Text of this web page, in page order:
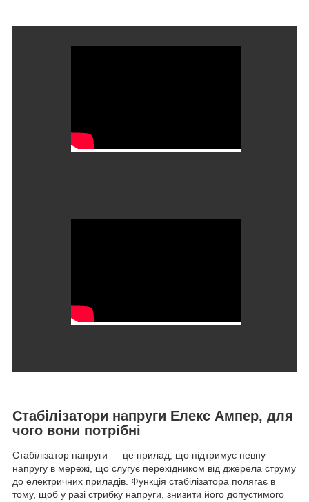
Стабілізатори напруги Елекс Ампер, для
чого вони потрібні
Стабілізатор напруги — це прилад, що підтримує певну
напругу в мережі, що слугує перехідником від джерела струму
до електричних приладів. Функція стабілізатора полягає в
тому, щоб у разі стрибку напруги, знизити його допустимого